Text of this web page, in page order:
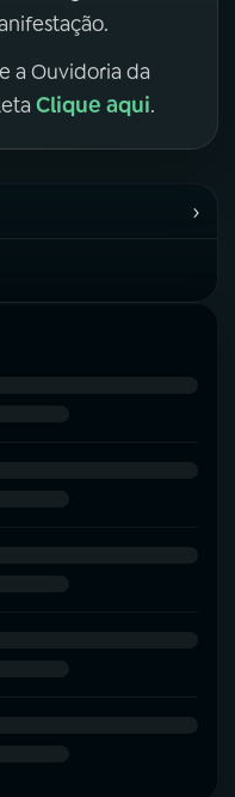
a Ouvidoria da
Clique aqui.
›